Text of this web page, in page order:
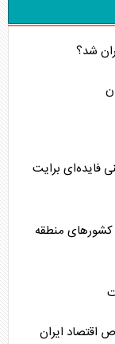
فایده‌ای برایت
منطقه
اقتصاد ایران